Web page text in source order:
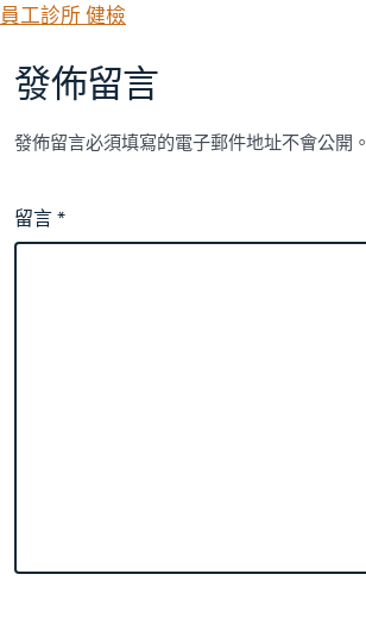
員工診所 健檢
發佈留言
發佈留言必須填寫的電子郵件地址不會公開。
留言*